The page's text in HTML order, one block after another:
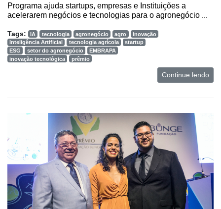
Programa ajuda startups, empresas e Instituições a
acelerarem negócios e tecnologias para o agronegócio ...
Tags: IA tecnologia agronegócio agro
inovação
Inteligência Artificial
tecnologia agrícola
startup
ESG
setor do agronegócio
EMBRAPA
inovação tecnológica
prêmio
Continue lendo